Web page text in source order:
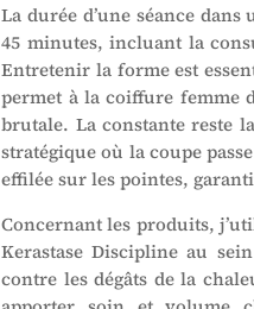
La durée d’une séance
45 minutes, incluant la
Entretenir la forme est
permet à la coiffure femme
brutale. La constante reste
stratégique où la coupe
effilée sur les pointes,
Concernant les produits,
Kerastase Discipline au
contre les dégâts de la